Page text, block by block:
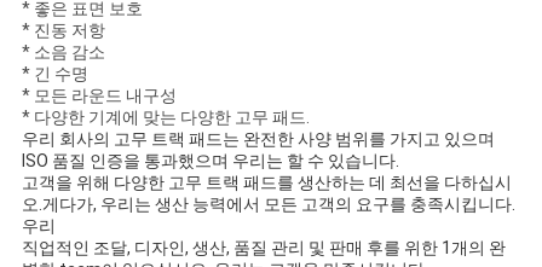
하
다
NEWS
* 좋은 표면 보호
* 진동 저항
* 소음 감소
* 긴 수명
* 모든 라운드 내구성
* 다양한 기계에 맞는 다양한 고무 패드.
우리 회사의 고무 트랙 패드는 완전한 사양 범위를 가지고 있으며
ISO 품질 인증을 통과했으며 우리는 할 수 있습니다.
고객을 위해 다양한 고무 트랙 패드를 생산하는 데 최선을 다하십시
오.게다가, 우리는 생산 능력에서 모든 고객의 요구를 충족시킵니다.
우리
직업적인 조달, 디자인, 생산, 품질 관리 및 판매 후를 위한 1개의 완